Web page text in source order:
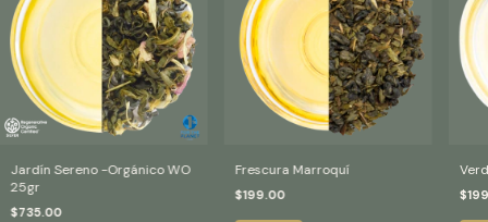
Jardín Sereno -Orgánico WO
25gr
$735.00
Frescura Marroquí
$199.00